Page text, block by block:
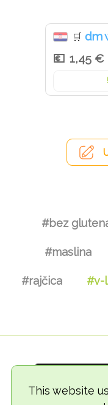
This website
🛒 dm
1,45 €
#bez
#maslina
#rajčica #v-